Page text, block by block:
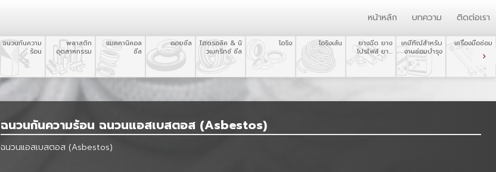
หน้าหลัก บทความ ติดต่อเรา
ฉนวนกันความ
ร้อน
พลาสติก
อุตสาหกรรม
แมคคานิคอล
ซีล
ออยซีล
ไฮดรอลิค & นิ
วเมทริกซ์ ซีล
โอริง โอริงเส้น
ยางฉีด ยาง
โปรไฟล์ ยาง
ขึ้นรูป
เคมีภัณ์สำหรับ
งานซ่อมบำรุง
เครื่องมือซ่อม
ฉนวนกันความร้อน ฉนวนแอสเบสตอส (Asbestos)
ฉนวนแอสเบสตอส (Asbestos)